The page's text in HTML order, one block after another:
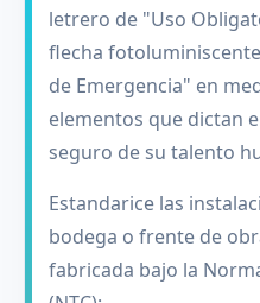
letrero de "Uso
flecha
de Emergencia" en
elementos que dictan
seguro de su talento
Estandarice las
bodega o frente de
fabricada bajo la